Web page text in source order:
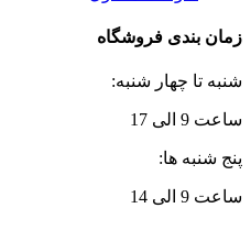
زمان بندی فروشگاه
شنبه تا چهار شنبه:
ساعت 9 الی 17
پنج شنبه ها:
ساعت 9 الی 14